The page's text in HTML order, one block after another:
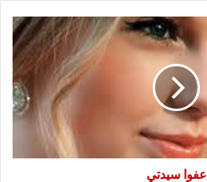
عفوا سيدتي